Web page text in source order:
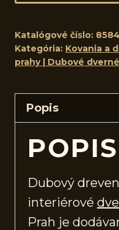
Katalógové číslo:
Kategória: Kovania a
prahy | Dubové
Popis
POPIS
Dubový
interiérové
Prah je